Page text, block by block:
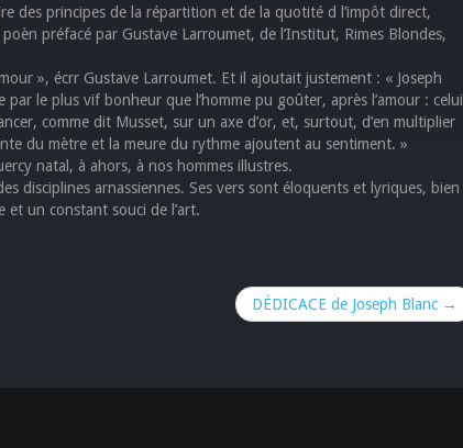
des principes de la répartition et de la quotité d l’impôt direct,
préfacé par Gustave Larroumet, de l’Institut, Rimes Blondes,
», écrr Gustave Larroumet. Et il ajoutait justement : « Joseph
le plus vif bonheur que l’homme pu goûter, après l’amour : celui
comme dit Musset, sur un axe d’or, et, surtout, d’en multiplier
du mètre et la meure du rythme ajoutent au sentiment. »
natal, à ahors, à nos hommes illustres.
disciplines arnassiennes. Ses vers sont éloquents et lyriques, bien
et un constant souci de l’art.
DÉDICACE de Joseph Blanc →